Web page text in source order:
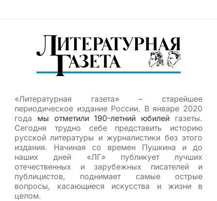
«Литературная газета» – старейшее
периодическое издание России. В январе 2020
года мы отметили 190-летний юбилей газеты.
Сегодня трудно себе представить историю
русской литературы и журналистики без этого
издания. Начиная со времен Пушкина и до
наших дней «ЛГ» публикует лучших
отечественных и зарубежных писателей и
публицистов, поднимает самые острые
вопросы, касающиеся искусства и жизни в
целом.